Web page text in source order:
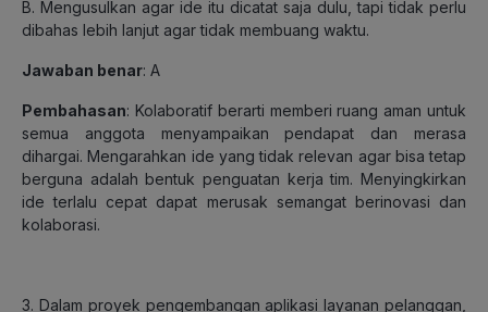
B. Mengusulkan agar ide itu dicatat saja dulu, tapi tidak perlu
dibahas lebih lanjut agar tidak membuang waktu.
Jawaban benar: A
Pembahasan: Kolaboratif berarti memberi ruang aman untuk
semua anggota menyampaikan pendapat dan merasa
dihargai. Mengarahkan ide yang tidak relevan agar bisa tetap
berguna adalah bentuk penguatan kerja tim. Menyingkirkan
ide terlalu cepat dapat merusak semangat berinovasi dan
kolaborasi.
3. Dalam proyek pengembangan aplikasi layanan pelanggan,